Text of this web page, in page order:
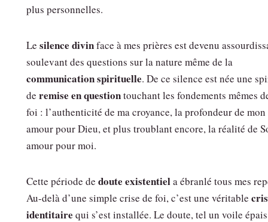
plus personnelles.
Le silence divinface à mes prières est devenu
soulevant des questions sur la nature même de la
communication spirituelle. De ce silence est née une
de remise en questiontouchant les fondements mêmes
foi : l’authenticité de ma croyance, la profondeur de mon
amour pour Dieu, et plus troublant encore, la réalité de
amour pour moi.
Cette période de doute existentiela ébranlé tous mes
Au-delà d’une simple crise de foi, c’est une véritable
identitaire qui s’est installée. Le doute, tel un voile